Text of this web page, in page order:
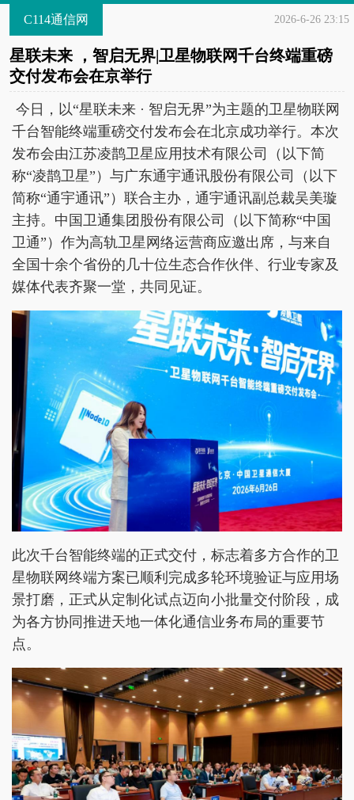
C114通信网 2026-6-26 23:15
星联未来 ，智启无界|卫星物联网千台终端重磅
交付发布会在京举行
今日，以“星联未来 · 智启无界”为主题的卫星物联网
千台智能终端重磅交付发布会在北京成功举行。本次
发布会由江苏凌鹊卫星应用技术有限公司（以下简
称“凌鹊卫星”）与广东通宇通讯股份有限公司（以下
简称“通宇通讯”）联合主办，通宇通讯副总裁吴美璇
主持。中国卫通集团股份有限公司（以下简称“中国
卫通”）作为高轨卫星网络运营商应邀出席，与来自
全国十余个省份的几十位生态合作伙伴、行业专家及
媒体代表齐聚一堂，共同见证。
此次千台智能终端的正式交付，标志着多方合作的卫
星物联网终端方案已顺利完成多轮环境验证与应用场
景打磨，正式从定制化试点迈向小批量交付阶段，成
为各方协同推进天地一体化通信业务布局的重要节
点。